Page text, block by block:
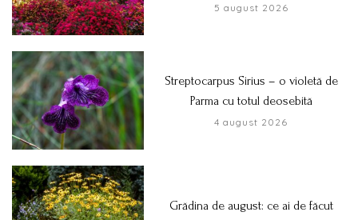
5 august 2026
Streptocarpus Sirius – o violetă de
Parma cu totul deosebită
4 august 2026
Grădina de august: ce ai de făcut